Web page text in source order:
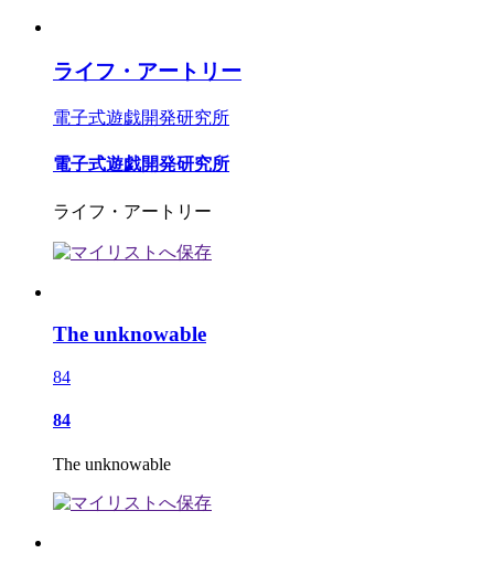
ライフ・アートリー
電子式遊戯開発研究所
電子式遊戯開発研究所
ライフ・アートリー
The unknowable
84
84
The unknowable